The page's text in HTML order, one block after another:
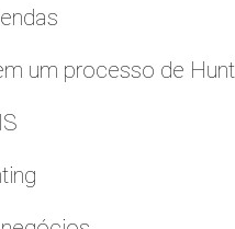
um processo de